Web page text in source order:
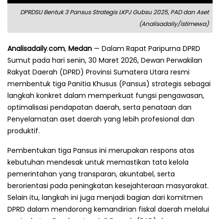
DPRDSU Bentuk 3 Pansus Strategis LKPJ Gubsu 2025, PAD dan Aset
(Analisadaily/istimewa)
Analisadaily.com, Medan — Dalam Rapat Paripurna DPRD
Sumut pada hari senin, 30 Maret 2026, Dewan Perwakilan
Rakyat Daerah (DPRD) Provinsi Sumatera Utara resmi
membentuk tiga Panitia Khusus (Pansus) strategis sebagai
langkah konkret dalam memperkuat fungsi pengawasan,
optimalisasi pendapatan daerah, serta penataan dan
Penyelamatan aset daerah yang lebih profesional dan
produktif.
Pembentukan tiga Pansus ini merupakan respons atas
kebutuhan mendesak untuk memastikan tata kelola
pemerintahan yang transparan, akuntabel, serta
berorientasi pada peningkatan kesejahteraan masyarakat.
Selain itu, langkah ini juga menjadi bagian dari komitmen
DPRD dalam mendorong kemandirian fiskal daerah melalui